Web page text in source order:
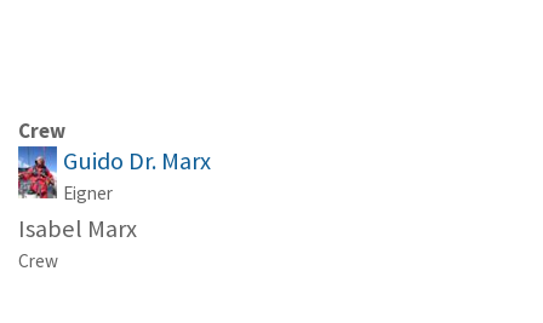
Crew
Guido Dr. Marx
Eigner
Isabel Marx
Crew